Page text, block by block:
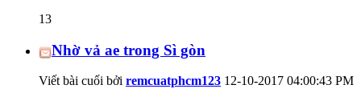
13
Nhờ vả ae trong Sì gòn
Viết bài cuối bởi remcuatphcm123 12-10-2017 04:00:43 PM